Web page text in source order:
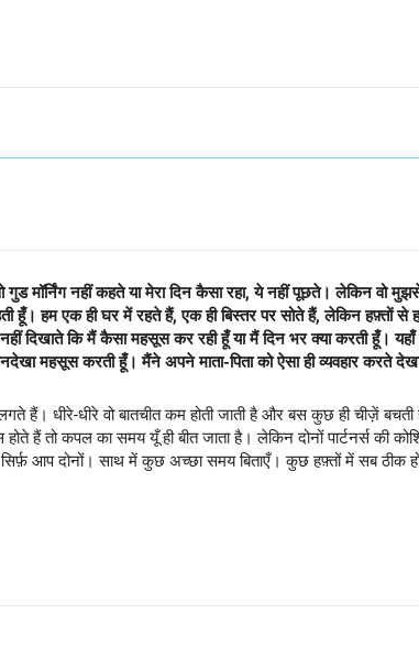
नहीं कहते या मेरा दिन कैसा रहा, ये नहीं पूछते। लेकिन वो
हूँ। हम एक ही घर में रहते हैं, एक ही बिस्तर पर सोते हैं, लेकिन हफ़्तों से
कैसा महसूस कर रही हूँ या मैं दिन भर क्या करती हूँ। यहाँ तक कि जब हम खरीदारी
हैं। धीरे-धीरे वो बातचीत कम होती जाती है और बस कुछ ही चीज़ें
हैं तो कपल का समय यूँ ही बीत जाता है। लेकिन दोनों पार्टनर्स की
आप दोनों। साथ में कुछ अच्छा समय बिताएँ। कुछ हफ़्तों में सब ठीक